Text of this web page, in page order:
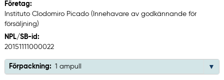
Företag:
Instituto Clodomiro Picado (Innehavare av godkännande för
försäljning)
NPL/SB-id:
20151111000022
Förpackning: 1 ampull